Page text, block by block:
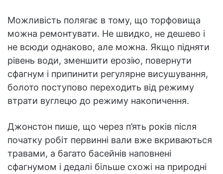
Можливість полягає в тому, що торфовища
можна ремонтувати. Не швидко, не дешево і
не всюди однаково, але можна. Якщо підняти
рівень води, зменшити ерозію, повернути
сфагнум і припинити регулярне висушування,
болото поступово переходить від режиму
втрати вуглецю до режиму накопичення.
Джонстон пише, що через п’ять років після
початку робіт первинні вали вже вкриваються
травами, а багато басейнів наповнені
сфагнумом і дедалі більше схожі на природні